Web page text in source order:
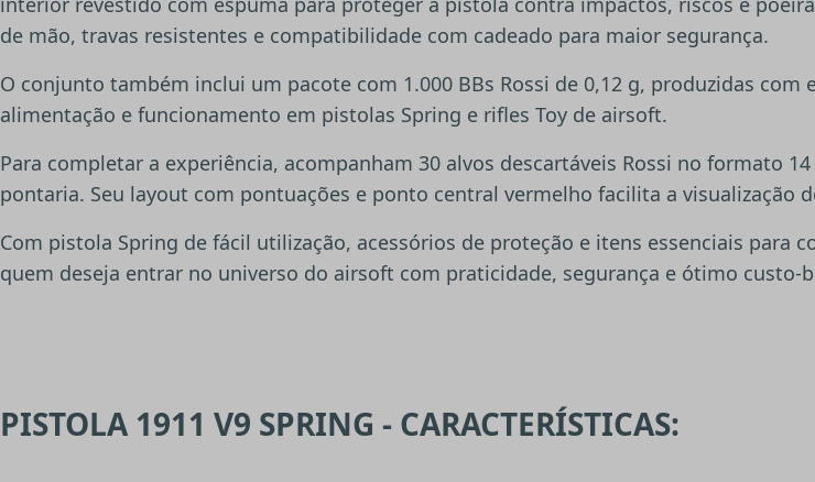
de mão, travas resistentes e compatibilidade com cadeado para maior segurança.
O conjunto também inclui um pacote com 1.000 BBs Rossi de 0,12 g, produzidas
alimentação e funcionamento em pistolas Spring e rifles Toy de airsoft.
Para completar a experiência, acompanham 30 alvos descartáveis Rossi no formato
pontaria. Seu layout com pontuações e ponto central vermelho facilita a visualização
Com pistola Spring de fácil utilização, acessórios de proteção e itens essenciais
quem deseja entrar no universo do airsoft com praticidade, segurança e ótimo custo-
PISTOLA 1911 V9 SPRING - CARACTERÍSTICAS: